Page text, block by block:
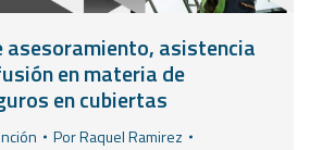
asesoramiento, asistencia
en materia de
en cubiertas
PorRaquel Ramirez